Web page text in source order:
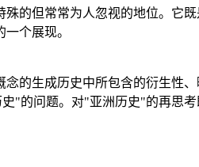
的但常常为人忽视的地位。它
个展现。
的生成历史中所包含的衍生性
"的问题。对"亚洲历史"的再思